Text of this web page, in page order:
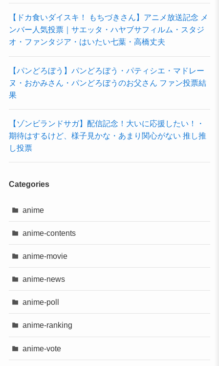
【ドカ食いダイスキ！ もちづきさん】アニメ放送記念 メ
ンバー人気投票｜サエッタ・ハヤブサフィルム・スタジ
オ・ファンタジア・はいたい七葉・高橋丈夫
【パンどろぼう】パンどろぼう・パティシエ・マドレー
ヌ・おかみさん・パンどろぼうのお父さん ファン投票結
果
【ゾンビランドサガ】配信記念！大いに応援したい！・
期待はするけど、様子見かな・あまり関心がない 推し推
し投票
Categories
anime
anime-contents
anime-movie
anime-news
anime-poll
anime-ranking
anime-vote